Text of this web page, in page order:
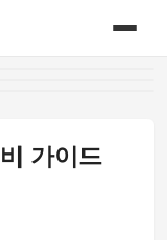
가이드